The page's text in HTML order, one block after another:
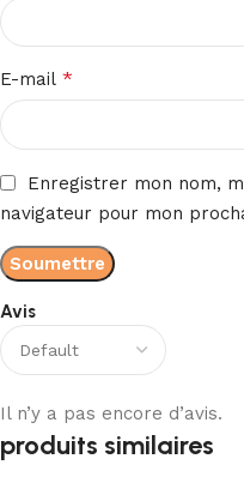
Avis
Il n’y a pas encore d’avis.
E-mail *
Enregistrer mon nom,
navigateur pour mon
produits similaires